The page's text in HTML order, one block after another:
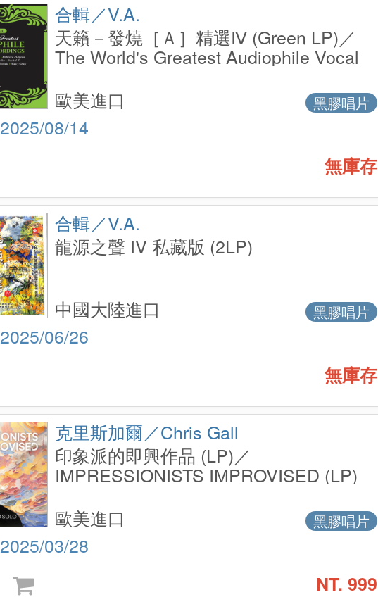
合輯／V.A.
天籟－發燒［Ａ］精選Ⅳ (Green LP)／
The World's Greatest Audiophile Vocal
2025/08/14
黑膠唱片
歐美進口
無庫存
合輯／V.A.
龍源之聲 IV 私藏版 (2LP)
2025/06/26
黑膠唱片
中國大陸進口
無庫存
克里斯加爾／Chris Gall
印象派的即興作品 (LP)／
IMPRESSIONISTS IMPROVISED (LP)
2025/03/28
黑膠唱片
歐美進口
NT. 999